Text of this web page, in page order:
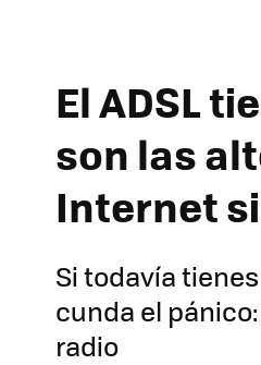
El ADSL
son las
Internet
Si todavía
cunda el
radio